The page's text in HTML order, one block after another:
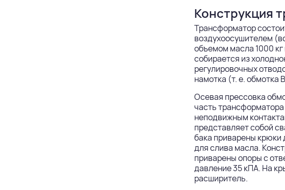
Конструкция
Трансформатор
воздухоосушителем
объемом масла 1000
собирается из
регулировочных
намотка (т. е.
Осевая прессовка
часть
неподвижным
представляет собой
бака приварены крюки
для слива масла.
приварены опоры с
давление 35 кПА. На
расширитель.